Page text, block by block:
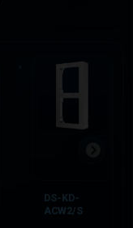
DS-KD-
ACW2/S